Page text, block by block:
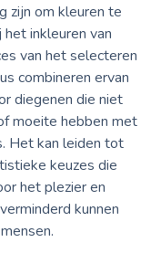
zijn om kleuren te
inkleuren van
van het selecteren
combineren ervan
diegenen die niet
moeite hebben met
Het kan leiden tot
keuzes die
het plezier en
kunnen